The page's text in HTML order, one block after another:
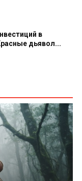
в
дьявол...